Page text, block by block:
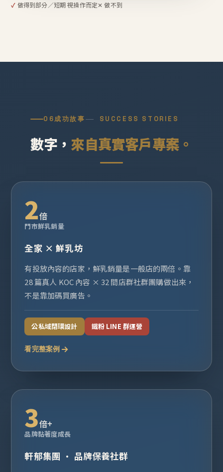
✓ 做得到部分／短期 視操作而定✕ 做不到
06成功故事 SUCCESS STORIES
數字， 來自真實客戶專案。
2倍
門市鮮乳銷量
全家 × 鮮乳坊
有投放內容的店家，鮮乳銷量是一般店的兩倍。靠
28 篇真人 KOC 內容 × 32 間店群社群團購做出來，
不是靠加碼買廣告。
公私域閉環設計 鐵粉 LINE 群運營
看完整案例
3倍+
品牌黏著度成長
軒郁集團 · 品牌保養社群